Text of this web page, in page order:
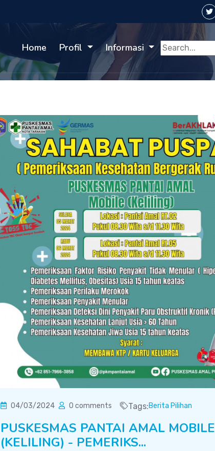
Home Profil Informasi
04/03/2024 0 comments Tags:Berita Pilihan
PUSKESMAS PANTAI AMAL MOBILE
(KELILING) - PEMERIKS...